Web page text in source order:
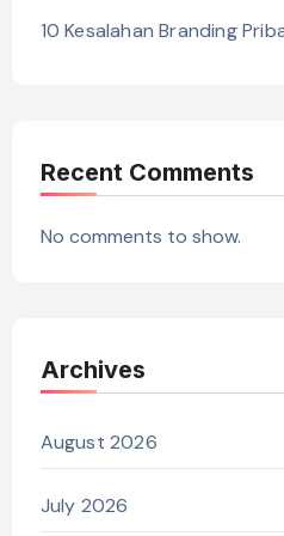
10 Kesalahan Branding
Recent Comments
No comments to show.
Archives
August 2026
July 2026